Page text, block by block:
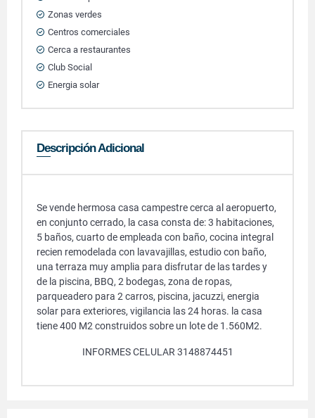
Zonas verdes
Centros comerciales
Cerca a restaurantes
Club Social
Energia solar
Descripción Adicional
Se vende hermosa casa campestre cerca al aeropuerto,
en conjunto cerrado, la casa consta de: 3 habitaciones,
5 baños, cuarto de empleada con baño, cocina integral
recien remodelada con lavavajillas, estudio con baño,
una terraza muy amplia para disfrutar de las tardes y
de la piscina, BBQ, 2 bodegas, zona de ropas,
parqueadero para 2 carros, piscina, jacuzzi, energia
solar para exteriores, vigilancia las 24 horas. la casa
tiene 400 M2 construidos sobre un lote de 1.560M2.
INFORMES CELULAR 3148874451